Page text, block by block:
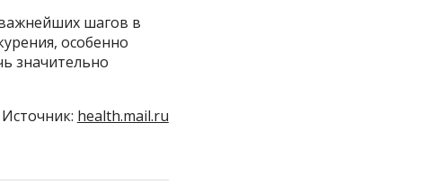
шагов в
особенно
значительно
Источник: health.mail.ru